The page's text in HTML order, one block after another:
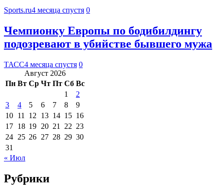
Sports.ru4 месяца спустя 0
Чемпионку Европы по бодибилдингу
подозревают в убийстве бывшего мужа
ТАСС4 месяца спустя 0
Август 2026
Пн Вт Ср Чт Пт Сб Вс
1
2
3
4 5 6 7 8
9
10 11 12 13 14 15 16
17 18 19 20 21 22 23
24 25 26 27 28 29 30
31
« Июл
Рубрики